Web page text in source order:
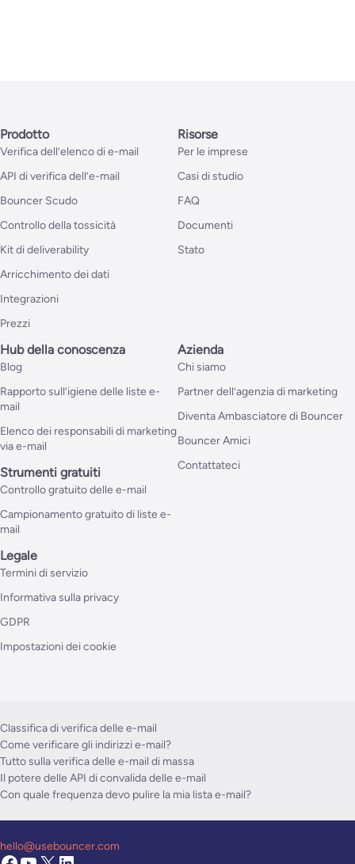
Prodotto
Verifica dell’elenco di e-mail
API di verifica dell’e-mail
Bouncer Scudo
Controllo della tossicità
Kit di deliverability
Arricchimento dei dati
Integrazioni
Prezzi
Risorse
Per le imprese
Casi di studio
FAQ
Documenti
Stato
Hub della conoscenza
Blog
Rapporto sull’igiene delle liste e-
mail
Elenco dei responsabili di marketing
via e-mail
Strumenti gratuiti
Controllo gratuito delle e-mail
Campionamento gratuito di liste e-
mail
Azienda
Chi siamo
Partner dell’agenzia di marketing
Diventa Ambasciatore di Bouncer
Bouncer Amici
Contattateci
Legale
Termini di servizio
Informativa sulla privacy
GDPR
Impostazioni dei cookie
Classifica di verifica delle e-mail
Come verificare gli indirizzi e-mail?
Tutto sulla verifica delle e-mail di massa
Il potere delle API di convalida delle e-mail
Con quale frequenza devo pulire la mia lista e-mail?
hello@usebouncer.com